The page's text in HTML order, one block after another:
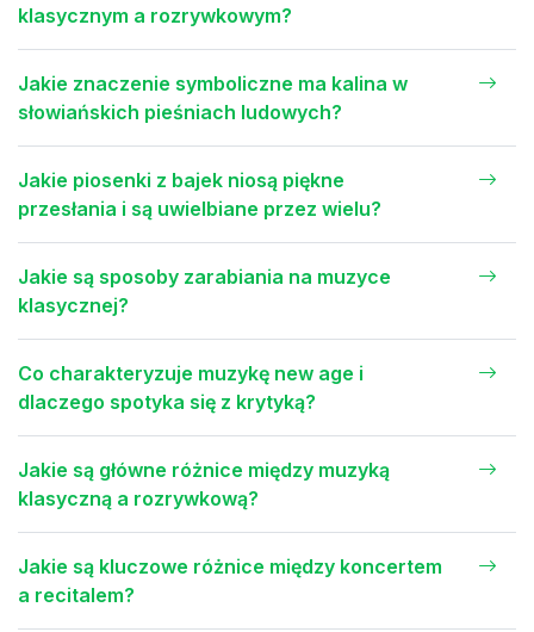
klasycznym a rozrywkowym?
Jakie znaczenie symboliczne ma kalina w
słowiańskich pieśniach ludowych?
Jakie piosenki z bajek niosą piękne
przesłania i są uwielbiane przez wielu?
Jakie są sposoby zarabiania na muzyce
klasycznej?
Co charakteryzuje muzykę new age i
dlaczego spotyka się z krytyką?
Jakie są główne różnice między muzyką
klasyczną a rozrywkową?
Jakie są kluczowe różnice między koncertem
a recitalem?